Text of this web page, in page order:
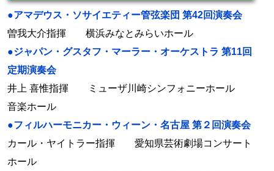
●アマデウス・ソサイエティー管弦楽団 第42回演奏会
曽我大介指揮 横浜みなとみらいホール
●ジャパン・グスタフ・マーラー・オーケストラ 第11回
定期演奏会
井上 喜惟指揮 ミューザ川崎シンフォニーホール
音楽ホール
●フィルハーモニカー・ウィーン・名古屋 第２回演奏会
カール・ヤイトラー指揮 愛知県芸術劇場コンサート
ホール